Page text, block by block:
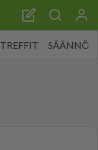
TREFFIT SÄÄNNÖT